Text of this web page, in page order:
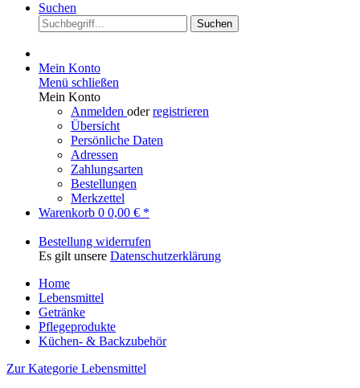
Suchen
Suchen
Mein Konto
Menü schließen
Mein Konto
Anmelden oderregistrieren
Übersicht
Persönliche Daten
Adressen
Zahlungsarten
Bestellungen
Merkzettel
Warenkorb 0 0,00 € *
Bestellung widerrufen
Es gilt unsere Datenschutzerklärung
Home
Lebensmittel
Getränke
Pflegeprodukte
Küchen- & Backzubehör
Zur Kategorie Lebensmittel